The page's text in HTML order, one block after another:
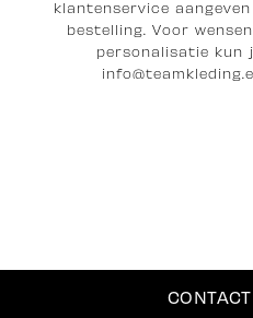
klantenservice
bestelling. Voor
personalisatie kun
i